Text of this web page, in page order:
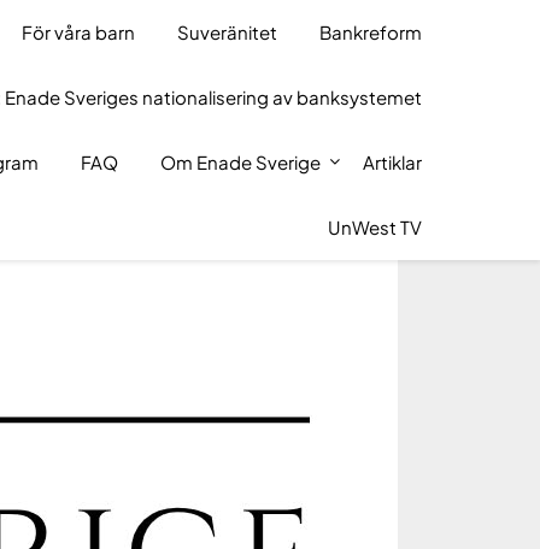
För våra barn Suveränitet Bankreform
Sveriges nationalisering av banksystemet
FAQ Om Enade Sverige Artiklar
UnWest TV